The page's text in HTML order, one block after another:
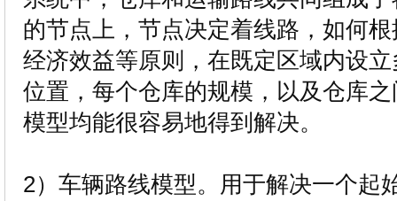
的节点上，节点决定着线路，如何
经济效益等原则，在既定区域内设
位置，每个仓库的规模，以及仓库
模型均能很容易地得到解决。
2）车辆路线模型。用于解决一个起